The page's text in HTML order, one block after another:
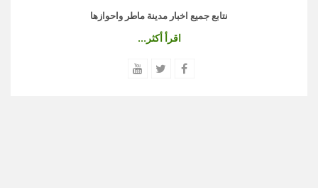
نتابع جميع اخبار مدينة ماطر واحوازها
اقرأ أكثر...